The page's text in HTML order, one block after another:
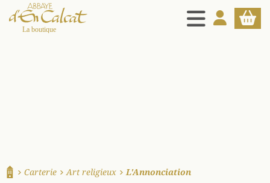
MENU
MON PANIER
Carterie Art religieux L'Annonciation